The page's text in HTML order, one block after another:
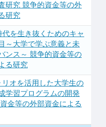
研究 競争的資金等の外
研究
代を生き抜くためのキャ
～大学で学ぶ意義と未
ンス～ 競争的資金等の
る研究
オを活用した大学生の
学習プログラムの開発
金等の外部資金による